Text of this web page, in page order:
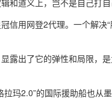
和道义上，岂不是自己打自
用网登2代理。一个解决
露出了它的弹性和局限，
玛2.0”的国际援助船也